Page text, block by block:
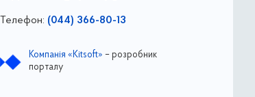
Телефон: (044) 366-80-13
Компанія «Kitsoft» – розробник
порталу